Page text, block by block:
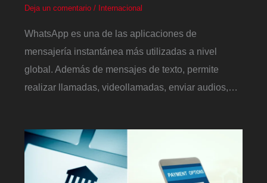
Deja un comentario / Internacional
WhatsApp es una de las aplicaciones de
mensajería instantánea más utilizadas a nivel
global. Además de mensajes de texto, permite
realizar llamadas, videollamadas, enviar audios,…